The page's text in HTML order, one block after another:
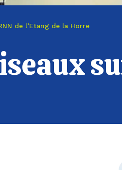
de l’Etang de la Horre